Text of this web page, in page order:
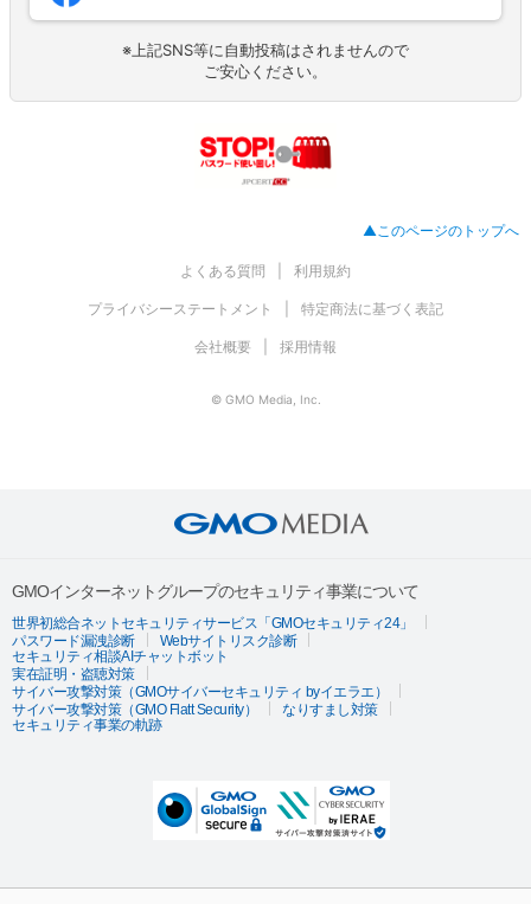
※上記SNS等に自動投稿はされませんので
ご安心ください。
▲このページのトップへ
よくある質問 利用規約
プライバシーステートメント 特定商法に基づく表記
会社概要 採用情報
© GMO Media, Inc.
GMOインターネットグループのセキュリティ事業について
世界初総合ネットセキュリティサービス「GMOセキュリティ24」
パスワード漏洩診断
Webサイトリスク診断
セキュリティ相談AIチャットボット
実在証明・盗聴対策
サイバー攻撃対策（GMOサイバーセキュリティ byイエラエ）
サイバー攻撃対策（GMO Flatt Security）
なりすまし対策
セキュリティ事業の軌跡